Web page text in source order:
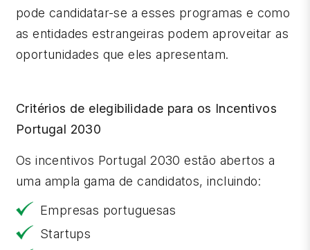
pode candidatar-se a esses programas e como
as entidades estrangeiras podem aproveitar as
oportunidades que eles apresentam.
Critérios de elegibilidade para os Incentivos
Portugal 2030
Os incentivos Portugal 2030 estão abertos a
uma ampla gama de candidatos, incluindo:
Empresas portuguesas
Startups